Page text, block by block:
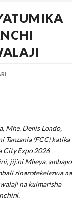
Za Kutisha Usiku,
Kwa Dhuluma, Mpaka
08 2026
Kutoa Elimu Ya
Aug 08 2026
AZITAKA
-Aug 08 2026
Mhe. Denis Londo,
Tanzania (FCC) katika
City Expo 2026
jijini Mbeya, ambapo
zinazotekelezwa na
na kuimarisha